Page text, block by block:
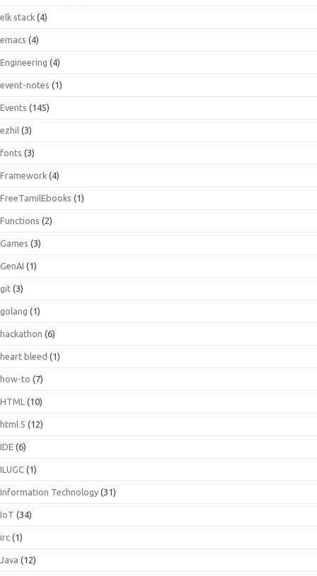
elk stack (4)
emacs (4)
Engineering (4)
event-notes (1)
Events (145)
ezhil (3)
fonts (3)
Framework (4)
FreeTamilEbooks (1)
Functions (2)
Games (3)
GenAI (1)
git (3)
golang (1)
hackathon (6)
heart bleed (1)
how-to (7)
HTML (10)
html 5 (12)
IDE (6)
ILUGC (1)
Information Technology (31)
IoT (34)
irc (1)
Java (12)